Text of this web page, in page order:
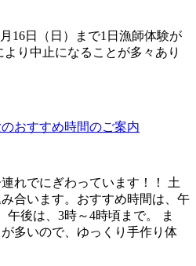
16日（日）まで1日漁師体験が
り中止になることが多々あり
おすすめ時間のご案内
れでにぎわっています！！ 土
合います。おすすめ時間は、午
午後は、3時～4時頃まで。 ま
多いので、ゆっくり手作り体